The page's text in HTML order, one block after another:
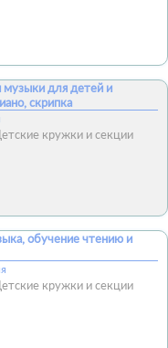
музыки для детей и
скрипка
кружки и секции
обучение чтению и
кружки и секции